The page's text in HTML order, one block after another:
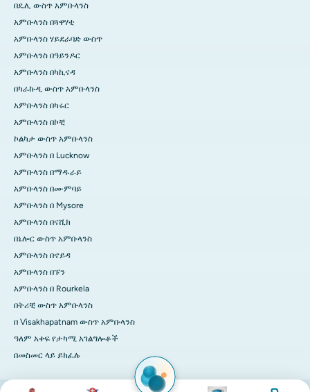
በዴሊ ውስጥ አምቡላንስ
አምቡላንስ በጓዋሃቲ
አምቡላንስ ሃይደራባድ ውስጥ
አምቡላንስ በዓይንዶር
አምቡላንስ በካኪናዳ
በካራኩዲ ውስጥ አምቡላንስ
አምቡላንስ በካሩር
አምቡላንስ በኮቺ
ኮልካታ ውስጥ አምቡላንስ
አምቡላንስ በ Lucknow
አምቡላንስ በማዱራይ
አምቡላንስ በሙምባይ
አምቡላንስ በ Mysore
አምቡላንስ በናሺክ
በኔሎር ውስጥ አምቡላንስ
አምቡላንስ በኖይዳ
አምቡላንስ በፑን
አምቡላንስ በ Rourkela
በትሪቺ ውስጥ አምቡላንስ
በ Visakhapatnam ውስጥ አምቡላንስ
ዓለም አቀፍ የታካሚ አገልግሎቶች
በመስመር ላይ ይክፈሉ